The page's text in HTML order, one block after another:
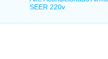
SEER 220v